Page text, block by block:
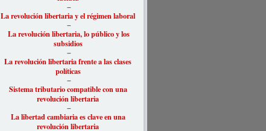
–
La revolución libertaria y el régimen laboral
–
La revolución libertaria, lo público y los
subsidios
–
La revolución libertaria frente a las clases
políticas
–
Sistema tributario compatible con una
revolución libertaria
–
La libertad cambiaria es clave en una
revolución libertaria